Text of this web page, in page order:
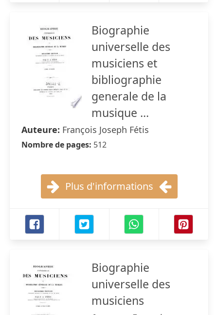
Biographie
universelle des
musiciens et
bibliographie
generale de la
musique ...
Auteure: François Joseph Fétis
Nombre de pages: 512
Plus d'informations
Biographie
universelle des
musiciens